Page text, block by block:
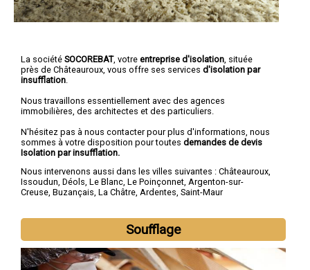
La société SOCOREBAT, votre entreprise d'isolation , située
près de Châteauroux, vous offre ses services d'isolation par
insufflation
Nous travaillons essentiellement avec des agences
immobilières, des architectes et des particuliers.
N'hésitez pas à nous contacter pour plus d'informations, nous
sommes à votre disposition pour toutes demandes de devis
Isolation par insufflation.
Nous intervenons aussi dans les villes suivantes : Châteauroux,
Issoudun, Déols, Le Blanc, Le Poinçonnet, Argenton-sur-
Creuse, Buzançais, La Châtre, Ardentes, Saint-Maur
Soufflage